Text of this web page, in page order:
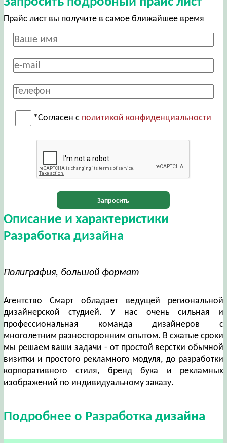
Прайс лист вы получите в самое ближайшее время
*Согласен с политикой конфиденциальности
Запросить
Описание и характеристики
Разработка дизайна
Полиграфия, большой формат
Агентство Смарт обладает ведущей региональной
дизайнерской студией. У нас очень сильная и
профессиональная команда дизайнеров с
многолетним разносторонним опытом. В сжатые сроки
мы решаем ваши задачи - от простой верстки обычной
визитки и простого рекламного модуля, до разработки
корпоративного стиля, бренд бука и рекламных
изображений по индивидуальному заказу.
Подробнее о Разработка дизайна